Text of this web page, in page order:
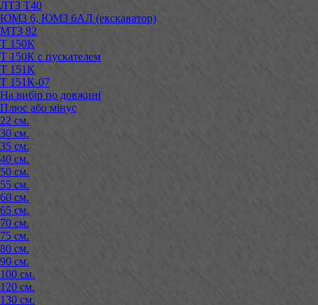
ЛТЗ Т40
ЮМЗ 6, ЮМЗ 6АЛ (екскаватор)
МТЗ 82
Т 150К
Т 150К с пускателем
Т 151К
Т 151К-07
На вибір по довжині
Плюс або мінус
22 см.
30 см.
35 см.
40 см.
50 см.
55 см.
60 см.
65 см.
70 см.
75 см.
80 см.
90 см.
100 см.
120 см.
130 см.